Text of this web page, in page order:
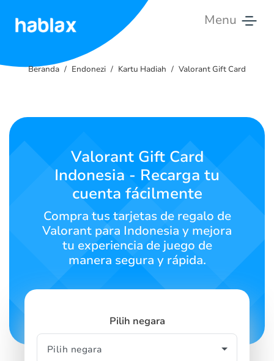
Menu
Tarif
Hubungi
Kami
Bahasa Indonesia
SIGN UP
Beranda Endonezi Kartu Hadiah Valorant Gift Card
Valorant Gift Card
Indonesia - Recarga tu
cuenta fácilmente
Compra tus tarjetas de regalo de
Valorant para Indonesia y mejora
tu experiencia de juego de
manera segura y rápida.
Pilih negara